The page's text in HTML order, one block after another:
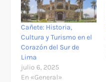
Cañete: Historia,
Cultura y Turismo en el
Corazón del Sur de
Lima
julio 6, 2025
En «General»